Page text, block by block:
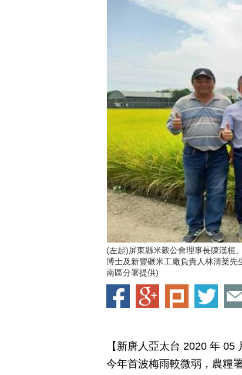
(左起)屏東縣米穀公會理事長陳漢桓
博士及新豐碾米工廠負責人林清棻
南區分署提供)
【新唐人亞太台 2020 年
今年首波梅雨較微弱，農糧